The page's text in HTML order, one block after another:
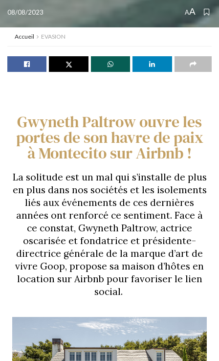
08/08/2023 AA
Accueil EVASION
Gwyneth Paltrow ouvre les
portes de son havre de paix
à Montecito sur Airbnb !
La solitude est un mal qui s’installe de plus
en plus dans nos sociétés et les isolements
liés aux événements de ces dernières
années ont renforcé ce sentiment. Face à
ce constat, Gwyneth Paltrow, actrice
oscarisée et fondatrice et présidente-
directrice générale de la marque d’art de
vivre Goop, propose sa maison d’hôtes en
location sur Airbnb pour favoriser le lien
social.